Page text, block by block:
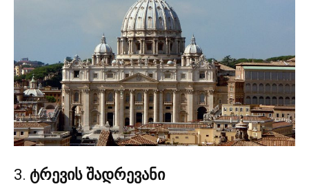
3. ტრევის შადრევანი